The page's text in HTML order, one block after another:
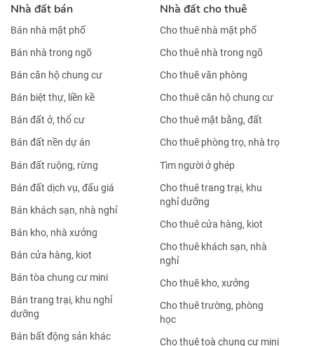
Nhà đất bán
Bán nhà mặt phố
Bán nhà trong ngõ
Bán căn hộ chung cư
Bán biệt thự, liền kề
Bán đất ở, thổ cư
Bán đất nền dự án
Bán đất ruộng, rừng
Bán đất dịch vụ, đấu giá
Bán khách sạn, nhà nghỉ
Bán kho, nhà xưởng
Bán cửa hàng, kiot
Bán tòa chung cư mini
Bán trang trại, khu nghỉ
dưỡng
Bán bất động sản khác
Nhà đất cho thuê
Cho thuê nhà mặt phố
Cho thuê nhà trong ngõ
Cho thuê văn phòng
Cho thuê căn hộ chung cư
Cho thuê mặt bằng, đất
Cho thuê phòng trọ, nhà trọ
Tìm người ở ghép
Cho thuê trang trại, khu
nghỉ dưỡng
Cho thuê cửa hàng, kiot
Cho thuê khách sạn, nhà
nghỉ
Cho thuê kho, xưởng
Cho thuê trường, phòng
học
Cho thuê toà chung cư mini